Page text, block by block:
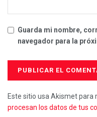
Guarda mi nombre,
navegador para la
Este sitio usa Akismet para
procesan los datos de tus